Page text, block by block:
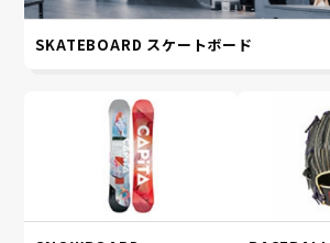
SKATEBOARD スケートボード